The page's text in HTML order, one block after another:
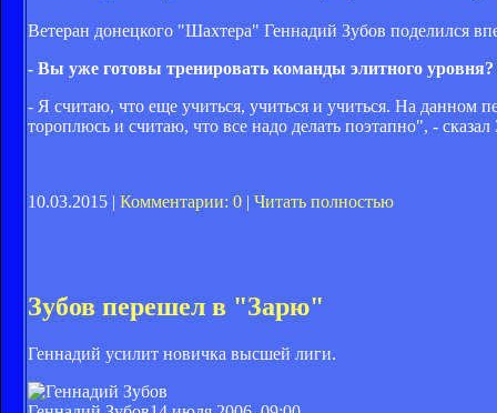
Ветеран донецкого "Шахтера" Геннадий Зубов поделился
- Вы уже готовы тренировать команды элитного уровня?
- Я считаю, что еще учиться, учиться и учиться. На данном
тороплюсь и считаю, что все надо делать поэтапно", -
10.03.2015 | Комментарии: 0 | Читать полностью
Зубов перешел в "Зарю"
Геннадий усилит новичка высшей лиги.